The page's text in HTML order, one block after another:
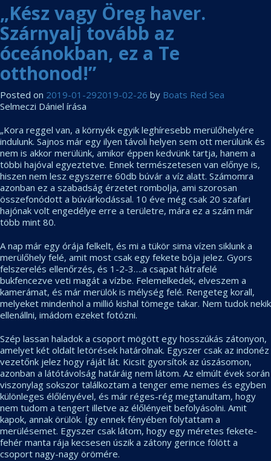
5
Vízi
Óriása
–
2019
január
„Kész vagy Öreg haver.
Szárnyalj tovább az
óceánokban, ez a Te
otthonod!”
Posted on 2019-01-292019-02-26 by Boats Red Sea
Selmeczi Dániel írása
„Kora reggel van, a környék egyik leghíresebb merülőhelyére
indulunk. Sajnos már egy ilyen távoli helyen sem ott merülünk és
nem is akkor merülünk, amikor éppen kedvünk tartja, hanem a
többi hajóval egyeztetve. Ennek természetesen van előnye is,
hiszen nem lesz egyszerre 60db búvár a víz alatt. Számomra
azonban ez a szabadság érzetet rombolja, ami szorosan
összefonódott a búvárkodással. 10 éve még csak 20 szafari
hajónak volt engedélye erre a területre, mára ez a szám már
több mint 80.
A nap már egy órája felkelt, és mi a tükör sima vízen siklunk a
merülőhely felé, amit most csak egy fekete bója jelez. Gyors
felszerelés ellenőrzés, és 1-2-3….a csapat hátrafelé
bukfencezve veti magát a vízbe. Felemelkedek, elveszem a
kamerámat, és már merülök is mélység felé. Rengeteg korall,
melyeket mindenhol a millió kishal tömege takar. Nem tudok nekik
ellenállni, imádom ezeket fotózni.
Szép lassan haladok a csoport mögött egy hosszúkás zátonyon,
amelyet két oldalt letörések határolnak. Egyszer csak az indonéz
vezetőnk jelez hogy ráját lát. Kicsit gyorsítok az úszásomon,
azonban a látótávolság határáig nem látom. Az elmúlt évek során
viszonylag sokszor találkoztam a tenger eme nemes és egyben
különleges élőlényével, és már réges-rég megtanultam, hogy
nem tudom a tengert illetve az élőlényeit befolyásolni. Amit
kapok, annak örülök. Így ennek fényében folytattam a
merülésemet. Egyszer csak látom, hogy egy méretes fekete-
fehér manta rája kecsesen úszik a zátony gerince fölött a
csoport nagy-nagy örömére.